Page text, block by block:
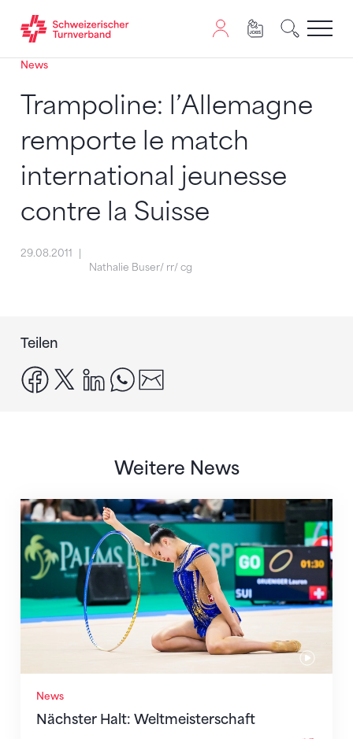
Zum Inhalt springen
Zur Sitemap navigieren
Zum Navigieren dieser Seite wird JavaScript benötigt.
News
Trampoline: l’Allemagne
remporte le match
international jeunesse
contre la Suisse
29.08.2011
Nathalie Buser/ rr/ cg
Teilen
facebook
x linkedinwhatsapp
Weitere News
News
Nächster Halt: Weltmeisterschaft
Nächster Halt: Weltmeisterschaft